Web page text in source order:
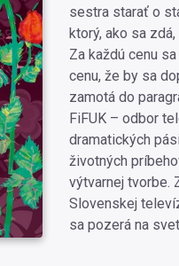
sestra starať o
ktorý, ako sa
Za každú cenu
cenu, že by sa
zamotá do
FiFUK – odbor
dramatických
životných
výtvarnej tvorbe.
Slovenskej
sa pozerá na